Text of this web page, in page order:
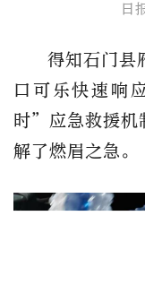
日
得知石门县
口可乐快速响
时”应急救援机
解了燃眉之急。